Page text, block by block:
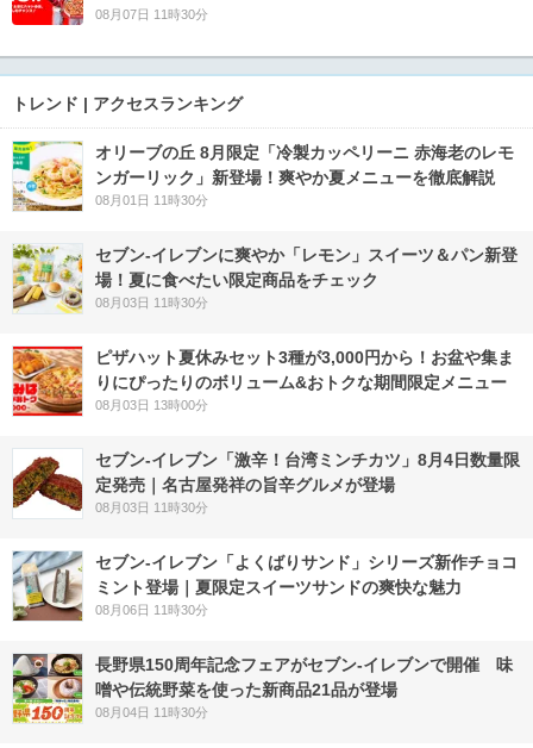
08月07日 11時30分
トレンド | アクセスランキング
オリーブの丘 8月限定「冷製カッペリーニ 赤海老のレモ
ンガーリック」新登場！爽やか夏メニューを徹底解説
08月01日 11時30分
セブン‐イレブンに爽やか「レモン」スイーツ＆パン新登
場！夏に食べたい限定商品をチェック
08月03日 11時30分
ピザハット夏休みセット3種が3,000円から！お盆や集ま
りにぴったりのボリューム&おトクな期間限定メニュー
08月03日 13時00分
セブン-イレブン「激辛！台湾ミンチカツ」8月4日数量限
定発売｜名古屋発祥の旨辛グルメが登場
08月03日 11時30分
セブン‐イレブン「よくばりサンド」シリーズ新作チョコ
ミント登場｜夏限定スイーツサンドの爽快な魅力
08月06日 11時30分
長野県150周年記念フェアがセブン-イレブンで開催 味
噌や伝統野菜を使った新商品21品が登場
08月04日 11時30分